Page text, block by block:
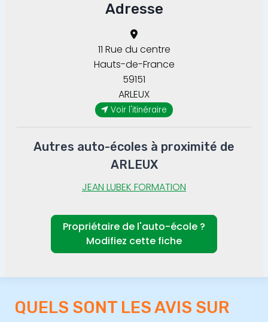
Adresse
11 Rue du centre
ARLEUX
Hauts-de-France
59151
Voir l'itinéraire
Autres auto-écoles à proximité de
ARLEUX
JEAN LUBEK FORMATION
Propriétaire de l'auto-école ?
Modifiez cette fiche
QUELS SONT LES AVIS SUR